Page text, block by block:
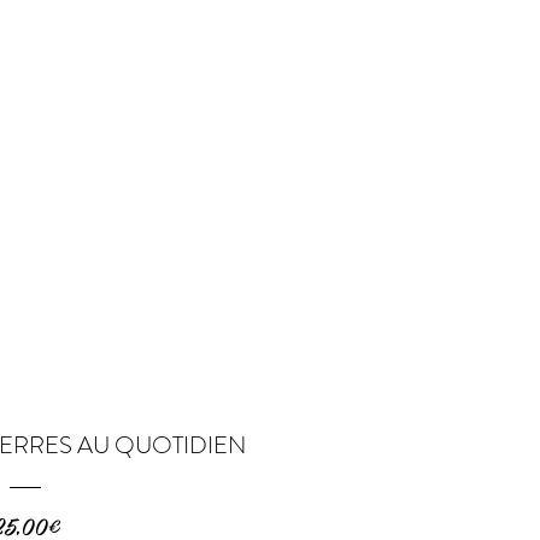
AU QUOTIDIEN
Prix